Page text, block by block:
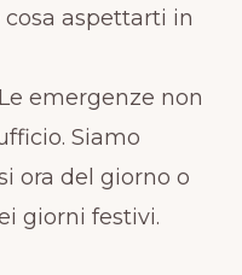
aspettarti in
emergenze non
Siamo
ora del giorno o
giorni festivi.